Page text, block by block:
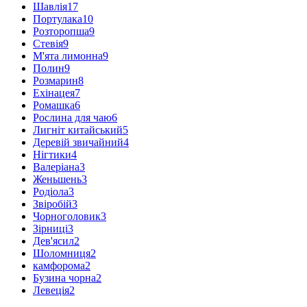
Шавлія17
Портулака10
Розторопша9
Стевія9
М'ята лимонна9
Полин9
Розмарин8
Ехінацея7
Ромашка6
Рослина для чаю6
Лигніт китайський5
Деревій звичайний4
Нігтики4
Валеріана3
Женьшень3
Родіола3
Звіробій3
Чорноголовик3
Зірниці3
Дев'ясил2
Шоломниця2
камфорома2
Бузина чорна2
Левеція2